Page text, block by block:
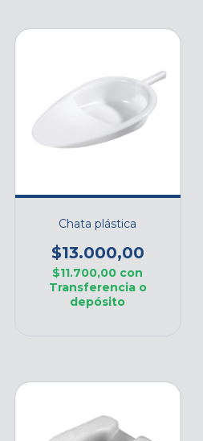
Chata plástica
$13.000,00
$11.700,00 con
Transferencia o
depósito